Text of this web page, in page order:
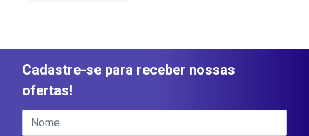
Cadastre-se para receber nossas
ofertas!